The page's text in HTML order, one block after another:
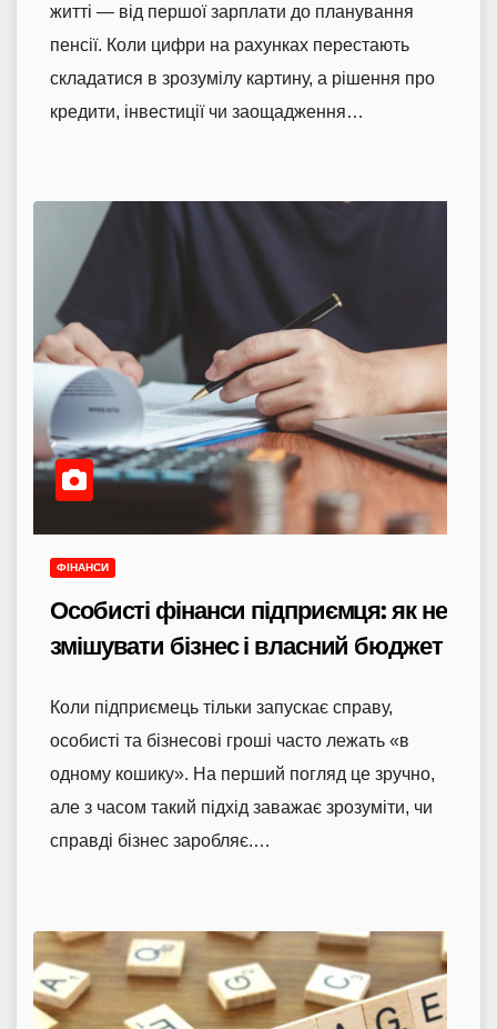
житті — від першої зарплати до планування
пенсії. Коли цифри на рахунках перестають
складатися в зрозумілу картину, а рішення про
кредити, інвестиції чи заощадження…
ФІНАНСИ
Особисті фінанси підприємця: як не
змішувати бізнес і власний бюджет
Коли підприємець тільки запускає справу,
особисті та бізнесові гроші часто лежать «в
одному кошику». На перший погляд це зручно,
але з часом такий підхід заважає зрозуміти, чи
справді бізнес заробляє.…